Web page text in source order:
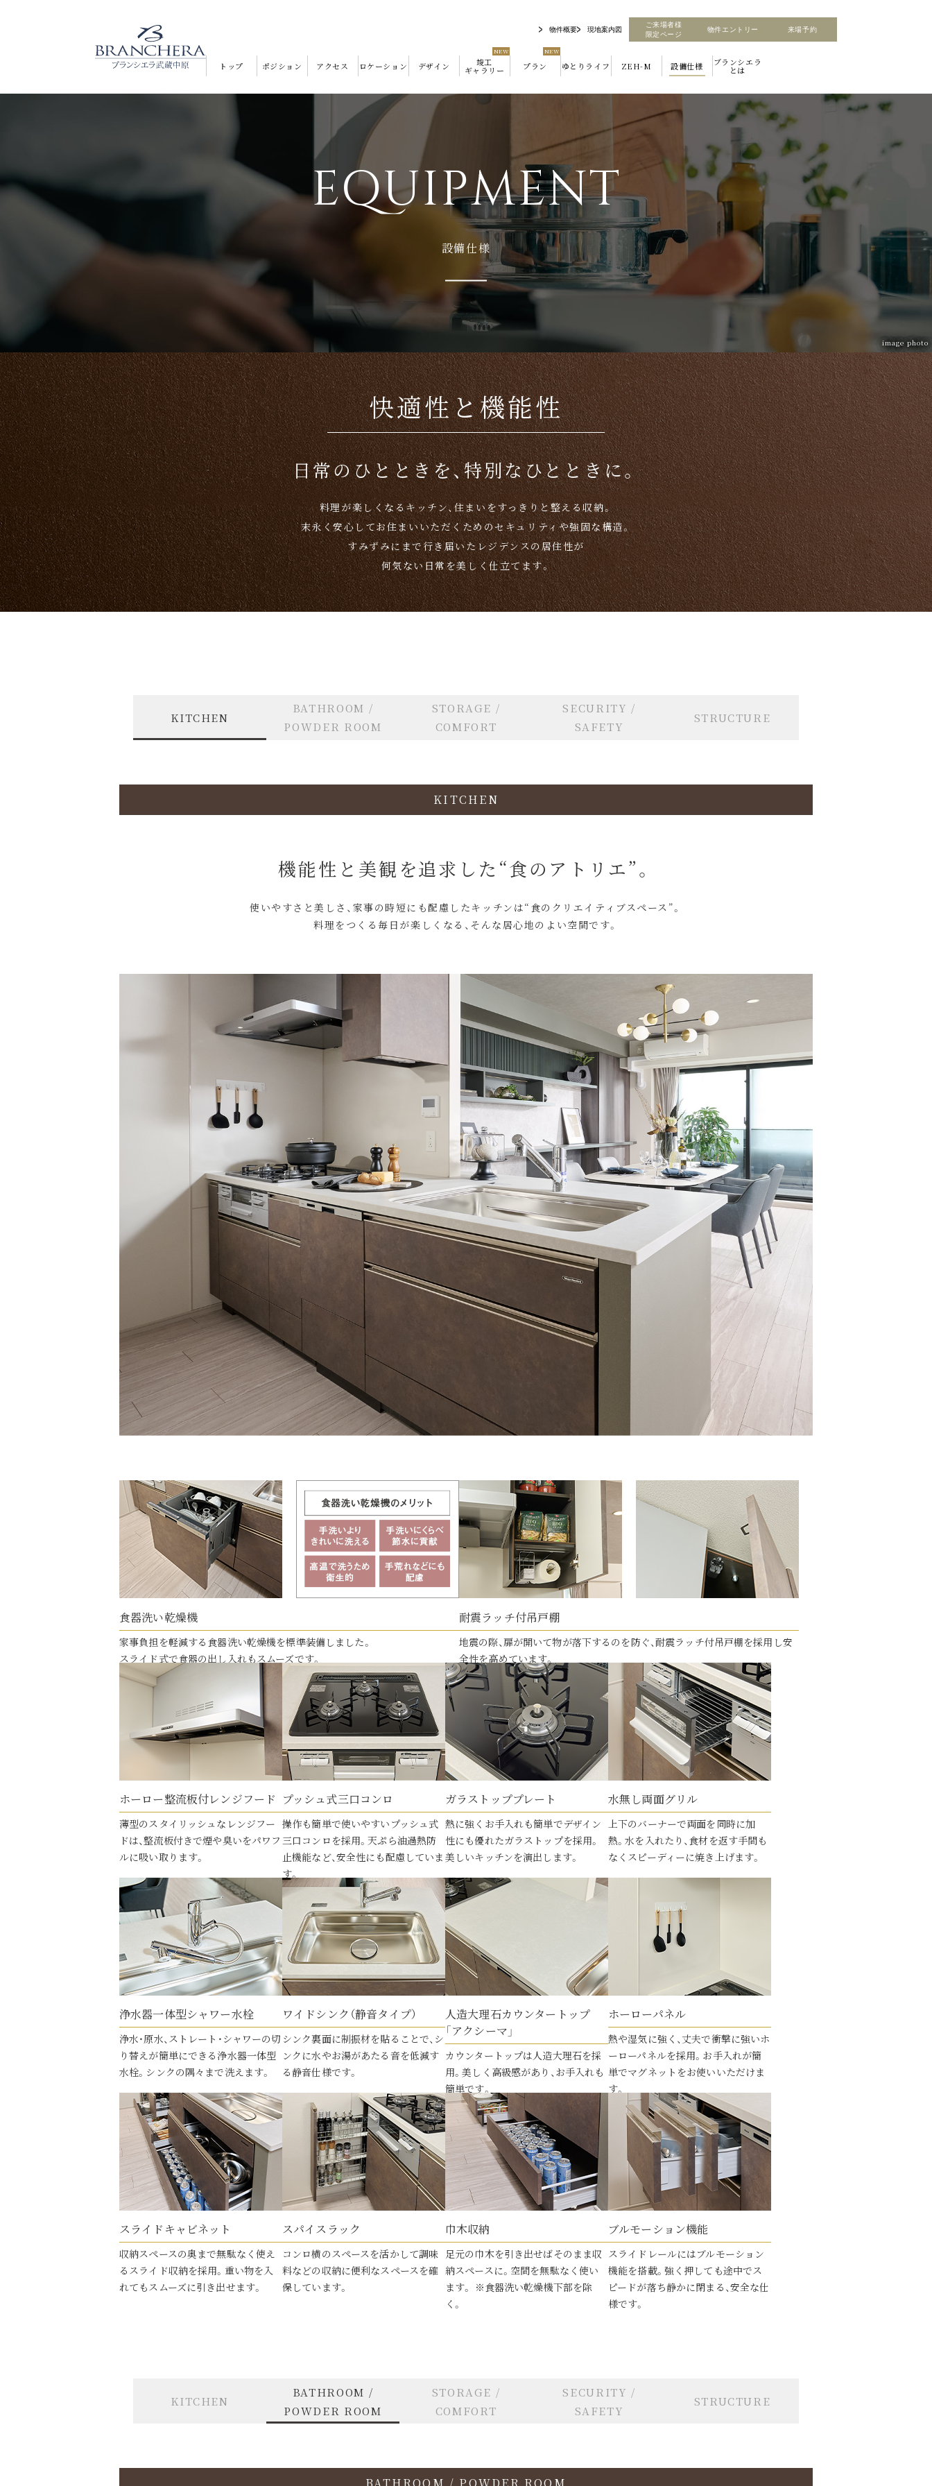
物件概要 現地案内図
ご来場者様
限定ページ
物件エントリー 来場予約
トップ ポジション アクセス ロケーション デザイン 竣工
ギャラリー プラン ゆとりライフ ZEH-M 設備仕様 ブランシエラ
とは
EQUIPMENT
設備仕様
image photo
快適性と機能性
日常のひとときを、特別なひとときに。
料理が楽しくなるキッチン、住まいをすっきりと整える収納。
末永く安心してお住まいいただくためのセキュリティや強固な構造。
すみずみにまで行き届いたレジデンスの居住性が
何気ない日常を美しく仕立てます。
KITCHEN
BATHROOM /
POWDER ROOM
STORAGE /
COMFORT
SECURITY /
SAFETY
STRUCTURE
KITCHEN
機能性と美観を追求した “食のアトリエ”。
使いやすさと美しさ、家事の時短にも配慮したキッチンは“食のクリエイティブスペース”。
料理をつくる毎日が楽しくなる、そんな居心地のよい空間です。
食器洗い乾燥機
家事負担を軽減する食器洗い乾燥機を標準装備しました。
スライド式で食器の出し入れもスムーズです。
耐震ラッチ付吊戸棚
地震の際、扉が開いて物が落下するのを防ぐ、耐震ラッチ付吊戸棚を採用し安
全性を高めています。
ホーロー整流板付レンジフード
薄型のスタイリッシュなレンジフー
ドは、整流板付きで煙や臭いをパワフ
ルに吸い取ります。
プッシュ式三口コンロ
操作も簡単で使いやすいプッシュ式
三口コンロを採用。天ぷら油過熱防
止機能など、安全性にも配慮していま
す。
ガラストッププレート
熱に強くお手入れも簡単でデザイン
性にも優れたガラストップを採用。
美しいキッチンを演出します。
水無し両面グリル
上下のバーナーで両面を同時に加
熱。水を入れたり、食材を返す手間も
なくスピーディーに焼き上げます。
浄水器一体型シャワー水栓
浄水・原水、ストレート・シャワーの切
り替えが簡単にできる浄水器一体型
水栓。シンクの隅々まで洗えます。
ワイドシンク （静音タイプ）
シンク裏面に制振材を貼ることで、シ
ンクに水やお湯があたる音を低減す
る静音仕様です。
人造大理石カウンタートップ
「アクシーマ」
カウンタートップは人造大理石を採
用。美しく高級感があり、お手入れも
簡単です。
ホーローパネル
熱や湿気に強く、丈夫で衝撃に強いホ
ーローパネルを採用。お手入れが簡
単でマグネットをお使いいただけま
す。
スライド キャビネット
収納スペースの奥まで無駄なく使え
るスライド収納を採用。重い物を入
れてもスムーズに引き出せます。
スパイスラック
コンロ横のスペースを活かして調味
料などの収納に便利なスペースを確
保しています。
巾木収納
足元の巾木を引き出せばそのまま収
納スペースに。空間を無駄なく使い
ます。 ※食器洗い乾燥機下部を除
く。
ブルモーション機能
スライドレールにはブルモーション
機能を搭載。強く押しても途中でス
ピードが落ち静かに閉まる、安全な仕
様です。
KITCHEN
BATHROOM /
POWDER ROOM
STORAGE /
COMFORT
SECURITY /
SAFETY
STRUCTURE